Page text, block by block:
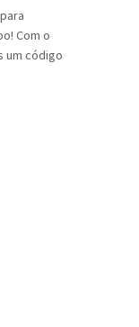
Com o
um código